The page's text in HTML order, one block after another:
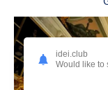
idei.club
Would like to